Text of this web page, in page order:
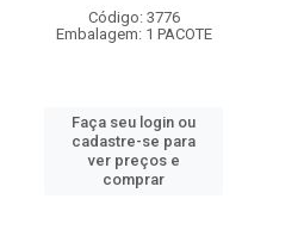
Código: 3776
Embalagem: 1 PACOTE
Faça seu login ou
cadastre-se para
ver preços e
comprar